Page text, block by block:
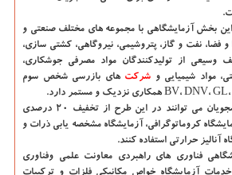
بخش آزمایشگاهی با مجموعه های مختلف صنعتی و
فضا، نفت و گاز، پتروشیمی، نیروگاهی، كشتی سازی،
وسیعی از تولیدكنندگان مواد مصرفی جوشكاری،
مواد شیمیایی و شركت های بازرسی شخص سوم
بنا به قول اسدی فرد، دانشجویان می توانند در این طرح از تخفیف ۲۰ درصدی
كروماتوگرافی، آزمایشگاه مشخصه یابی ذرات و
آنالیز حرارتی استفاده كنند.
فناوری های راهبردی معاونت علمی وفناوری